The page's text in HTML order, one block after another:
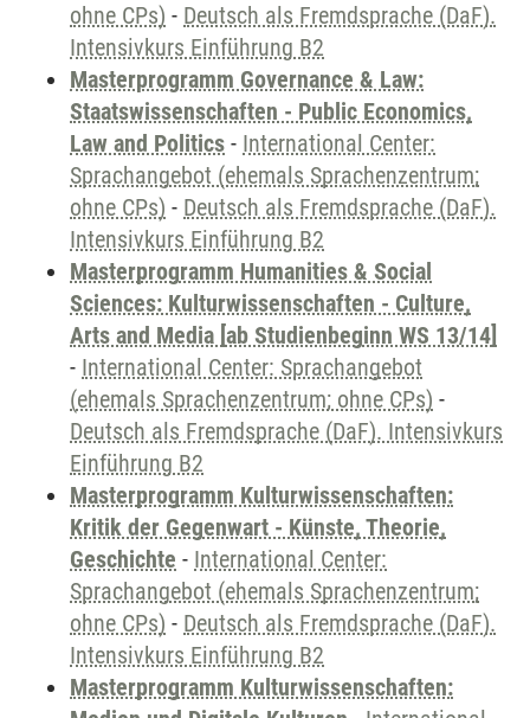
ohne CPs) - Deutsch als Fremdsprache (DaF).
Intensivkurs Einführung B2
Masterprogramm Governance & Law:
Staatswissenschaften - Public Economics,
Law and Politics - International Center:
Sprachangebot (ehemals Sprachenzentrum;
ohne CPs) - Deutsch als Fremdsprache (DaF).
Intensivkurs Einführung B2
Masterprogramm Humanities & Social
Sciences: Kulturwissenschaften - Culture,
Arts and Media [ab Studienbeginn WS 13/14]
- International Center: Sprachangebot
(ehemals Sprachenzentrum; ohne CPs) -
Deutsch als Fremdsprache (DaF). Intensivkurs
Einführung B2
Masterprogramm Kulturwissenschaften:
Kritik der Gegenwart - Künste, Theorie,
Geschichte - International Center:
Sprachangebot (ehemals Sprachenzentrum;
ohne CPs) - Deutsch als Fremdsprache (DaF).
Intensivkurs Einführung B2
Masterprogramm Kulturwissenschaften: